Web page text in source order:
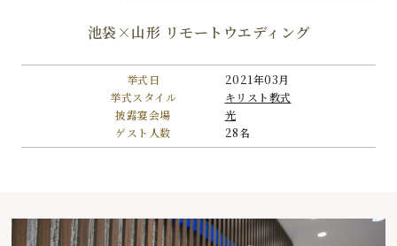
池袋×山形 リモートウエディング
挙式日
2021年03月
挙式スタイル
キリスト教式
披露宴会場
光
ゲスト人数
28名